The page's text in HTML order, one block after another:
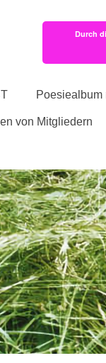
Poesiealbum
von Mitgliedern
Durch